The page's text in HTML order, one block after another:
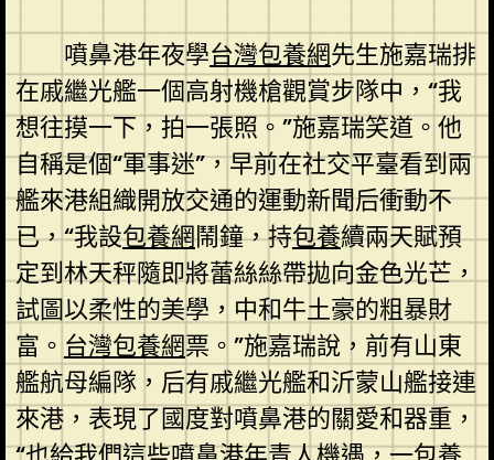
噴鼻港年夜學台灣包養網先生施嘉瑞排
在戚繼光艦一個高射機槍觀賞步隊中，“我
想往摸一下，拍一張照。”施嘉瑞笑道。他
自稱是個“軍事迷”，早前在社交平臺看到兩
艦來港組織開放交通的運動新聞后衝動不
已，“我設包養網鬧鐘，持包養續兩天賦預
定到林天秤隨即將蕾絲絲帶拋向金色光芒，
試圖以柔性的美學，中和牛土豪的粗暴財
富。 台灣包養網票。”施嘉瑞說，前有山東
艦航母編隊，后有戚繼光艦和沂蒙山艦接連
來港，表現了國度對噴鼻港的關愛和器重，